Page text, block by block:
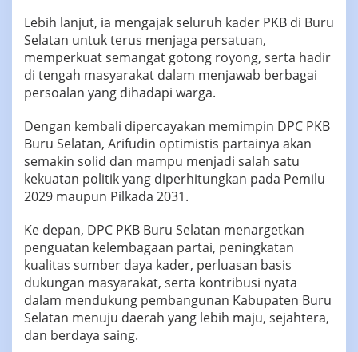
Lebih lanjut, ia mengajak seluruh kader PKB di Buru
Selatan untuk terus menjaga persatuan,
memperkuat semangat gotong royong, serta hadir
di tengah masyarakat dalam menjawab berbagai
persoalan yang dihadapi warga.
Dengan kembali dipercayakan memimpin DPC PKB
Buru Selatan, Arifudin optimistis partainya akan
semakin solid dan mampu menjadi salah satu
kekuatan politik yang diperhitungkan pada Pemilu
2029 maupun Pilkada 2031.
Ke depan, DPC PKB Buru Selatan menargetkan
penguatan kelembagaan partai, peningkatan
kualitas sumber daya kader, perluasan basis
dukungan masyarakat, serta kontribusi nyata
dalam mendukung pembangunan Kabupaten Buru
Selatan menuju daerah yang lebih maju, sejahtera,
dan berdaya saing.